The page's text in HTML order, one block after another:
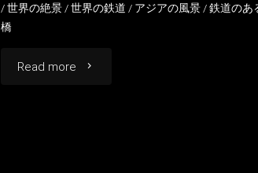
/世界の絶景/世界の鉄道 / アジアの風景/鉄道のあ
橋
Read more "ナ